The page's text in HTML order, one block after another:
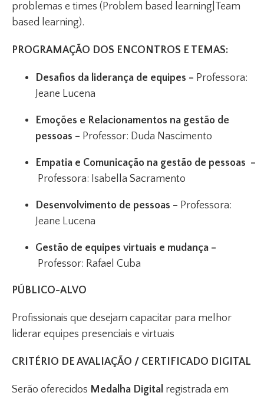
problemas e times (Problem based learning|Team
based learning).
PROGRAMAÇÃO DOS ENCONTROS E TEMAS:
Desafios da liderança de equipes – Professora:
Jeane Lucena
Emoções e Relacionamentos na gestão de
pessoas – Professor: Duda Nascimento
Empatia e Comunicação na gestão de pessoas –
Professora: Isabella Sacramento
Desenvolvimento de pessoas – Professora:
Jeane Lucena
Gestão de equipes virtuais e mudança –
Professor: Rafael Cuba
PÚBLICO-ALVO
Profissionais que desejam capacitar para melhor
liderar equipes presenciais e virtuais
CRITÉRIO DE AVALIAÇÃO / CERTIFICADO DIGITAL
Serão oferecidos Medalha Digital registrada em